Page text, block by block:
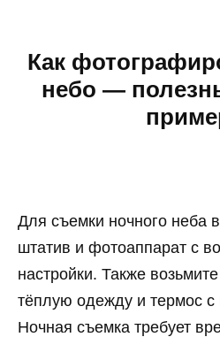
Как
небо —
Для съемки ночного неба
штатив и фотоаппарат с
настройки. Также
тёплую одежду и термос с
Ночная съемка требует